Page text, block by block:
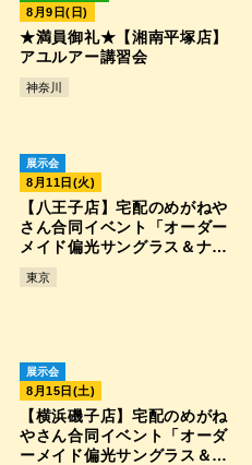
8月9日(日)
★満員御礼★【湘南平塚店】
アユルアー講習会
神奈川
展示会
8月11日(火)
【八王子店】宅配のめがねや
さん合同イベント「オーダー
メイド偏光サングラス＆ナイ
東京
展示会
8月15日(土)
【横浜磯子店】宅配のめがね
やさん合同イベント「オーダ
ーメイド偏光サングラス＆ナ